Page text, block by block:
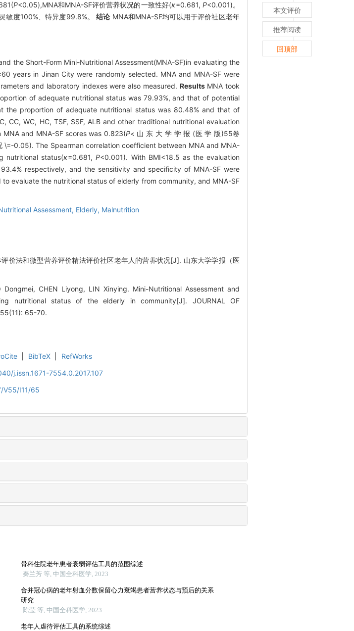
P<0.05),MNA和MNA-SF评价营养状况的一致性好(κ=0.681, P<0.001)。
敏度100%、特异度99.8%。结论 MNA和MNA-SF均可以用于评价社区老年
the Short-Form Mini-Nutritional Assessment(MNA-SF)in evaluating the
years in Jinan City were randomly selected. MNA and MNA-SF were
and laboratory indexes were also measured. ResultsMNA took
of adequate nutritional status was 79.93%, and that of potential
the proportion of adequate nutritional status was 80.48% and that of
WC, HC, TSF, SSF, ALB and other traditional nutritional evaluation
and MNA-SF scores was 0.823(P< 山 东 大 学 学 报 (医 学 版)55卷
\=-0.05). The Spearman correlation coefficient between MNA and MNA-
nutritional status(κ=0.681,P<0.001). With BMI<18.5 as the evaluation
respectively, and the sensitivity and specificity of MNA-SF were
to evaluate the nutritional status of elderly from community, and MNA-SF
Assessment, Elderly, Malnutrition
价法和微型营养评价精法评价社区老年人的营养状况[J]. 山东大学学报（医
CHEN Liyong, LIN Xinying. Mini-Nutritional Assessment and
nutritional status of the elderly in community[J]. JOURNAL OF
55(11): 65-70.
BibTeX
RefWorks
j.issn.1671-7554.0.2017.107
V55/I11/65
本文评价
推荐阅读
回顶部